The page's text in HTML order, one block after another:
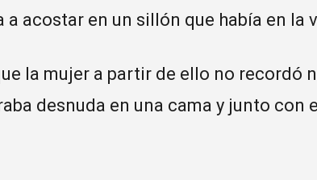
a acostar en un sillón que había en la
la mujer a partir de ello no recordó
desnuda en una cama y junto con